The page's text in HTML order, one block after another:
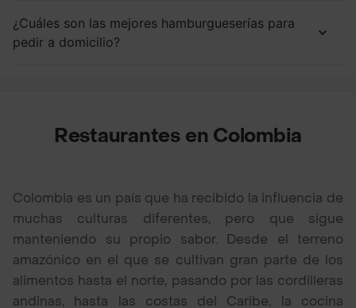
¿Cuáles son las mejores hamburgueserías para
pedir a domicilio?
Restaurantes en Colombia
Colombia es un país que ha recibido la influencia de
muchas culturas diferentes, pero que sigue
manteniendo su propio sabor. Desde el terreno
amazónico en el que se cultivan gran parte de los
alimentos hasta el norte, pasando por las cordilleras
andinas, hasta las costas del Caribe, la cocina